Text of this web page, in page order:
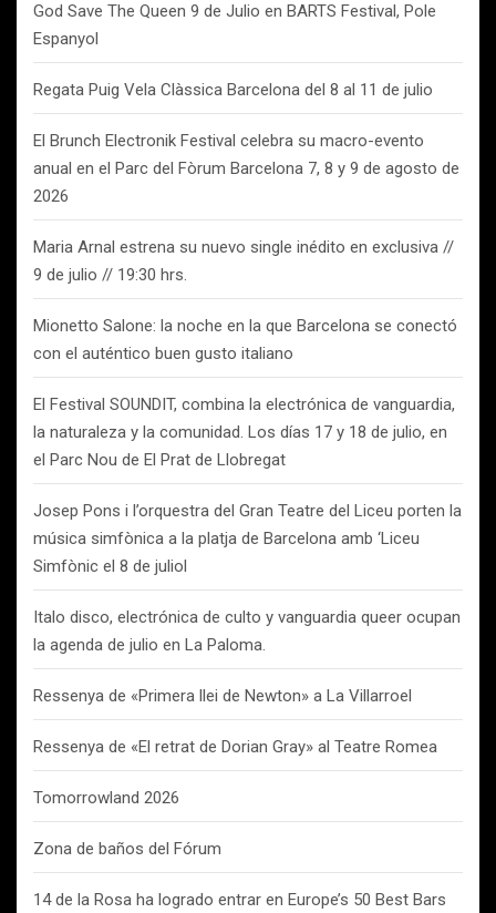
God Save The Queen 9 de Julio en BARTS Festival, Pole
Espanyol
Regata Puig Vela Clàssica Barcelona del 8 al 11 de julio
El Brunch Electronik Festival celebra su macro-evento
anual en el Parc del Fòrum Barcelona 7, 8 y 9 de agosto de
2026
Maria Arnal estrena su nuevo single inédito en exclusiva //
9 de julio // 19:30 hrs.
Mionetto Salone: la noche en la que Barcelona se conectó
con el auténtico buen gusto italiano
El Festival SOUNDIT, combina la electrónica de vanguardia,
la naturaleza y la comunidad. Los días 17 y 18 de julio, en
el Parc Nou de El Prat de Llobregat
Josep Pons i l’orquestra del Gran Teatre del Liceu porten la
música simfònica a la platja de Barcelona amb ‘Liceu
Simfònic el 8 de juliol
Italo disco, electrónica de culto y vanguardia queer ocupan
la agenda de julio en La Paloma.
Ressenya de «Primera llei de Newton» a La Villarroel
Ressenya de «El retrat de Dorian Gray» al Teatre Romea
Tomorrowland 2026
Zona de baños del Fórum
14 de la Rosa ha logrado entrar en Europe’s 50 Best Bars